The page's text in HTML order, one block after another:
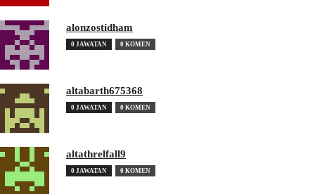
alonzostidham
0 JAWATAN 0 KOMEN
altabarth675368
0 JAWATAN 0 KOMEN
altathrelfall9
0 JAWATAN 0 KOMEN